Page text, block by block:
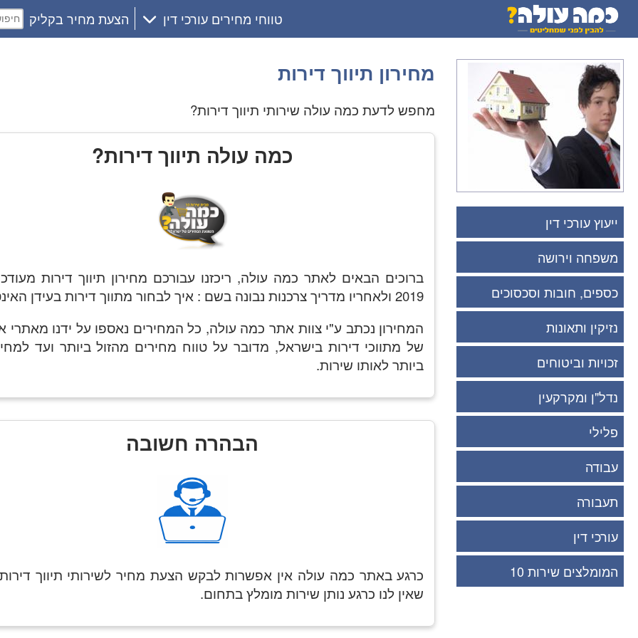
טווחי מחירים עורכי דין הצעת מחיר בקליק
ייעוץ עורכי דין
משפחה וירושה
כספים, חובות וסכסוכים
נזיקין ותאונות
זכויות וביטוחים
נדל"ן ומקרקעין
פלילי
עבודה
תעבורה
עורכי דין
המומלצים שירות 10
מחירון תיווך דירות
מחפש לדעת כמה עולה שירותי תיווך דירות?
כמה עולה תיווך דירות?
ברוכים הבאים לאתר כמה עולה, ריכזנו עבורכם מחירון תיווך דירות
2019 ולאחריו מדריך צרכנות נבונה בשם : איך לבחור מתווך דירות בעידן האינטרנט?
המחירון נכתב ע"י צוות אתר כמה עולה, כל המחירים נאספו על ידנו מאתרי
של מתווכי דירות בישראל, מדובר על טווח מחירים מהזול ביותר ועד
ביותר לאותו שירות.
הבהרה חשובה
כרגע באתר כמה עולה אין אפשרות לבקש הצעת מחיר לשירותי תיווך
שאין לנו כרגע נותן שירות מומלץ בתחום.